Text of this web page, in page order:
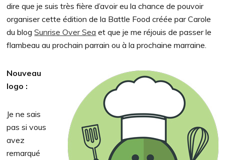
dire que je suis très fière d’avoir eu la chance de pouvoir
organiser cette édition de la Battle Food créée par Carole
du blogSunrise Over Sea et que je me réjouis de passer le
flambeau au prochain parrain ou à la prochaine marraine.
Nouveau
logo :
Je ne sais
pas si vous
avez
remarqué